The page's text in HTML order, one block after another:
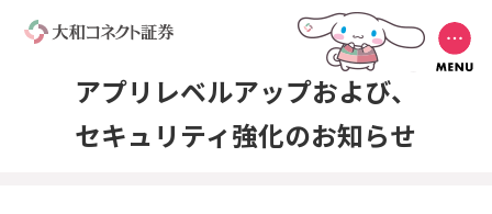
アプリレベルアップおよび、
セキュリティ強化のお知らせ